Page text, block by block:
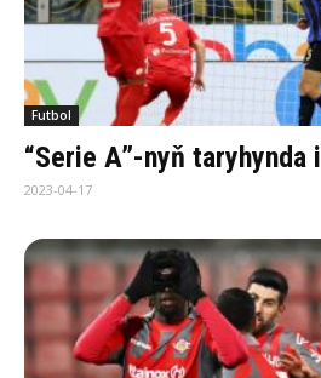
Futbol
“Serie A”-nyň
2023-04-17